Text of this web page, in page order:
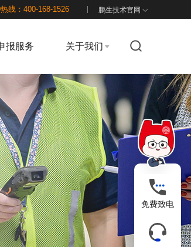
线：400-168-1526 鹏生技术官网
报服务 关于我们
免费致电